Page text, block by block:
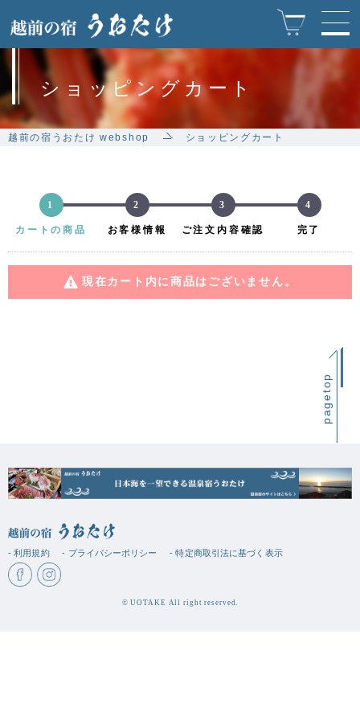
ショッピングカート
越前の宿うおたけ webshop ショッピングカート
1
カートの商品
2
お客様情報
3
ご注文内容確認
4
完了
現在カート内に商品はございません。
pagetop
- 利用規約 - プライバシーポリシー - 特定商取引法に基づく表示
© UOTAKE All right reserved.